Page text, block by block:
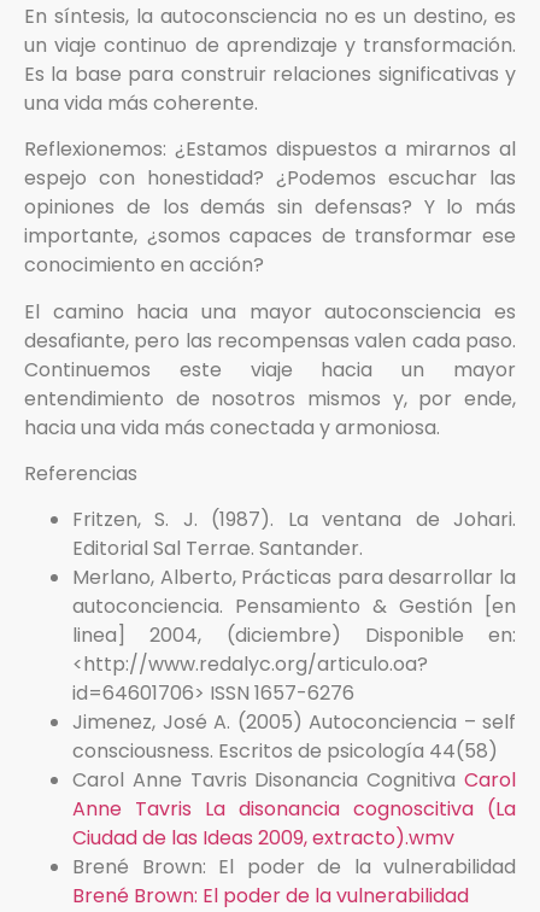
En síntesis, la autoconsciencia no es un destino, es
un viaje continuo de aprendizaje y transformación.
Es la base para construir relaciones significativas y
una vida más coherente.
Reflexionemos: ¿Estamos dispuestos a mirarnos al
espejo con honestidad? ¿Podemos escuchar las
opiniones de los demás sin defensas? Y lo más
importante, ¿somos capaces de transformar ese
conocimiento en acción?
El camino hacia una mayor autoconsciencia es
desafiante, pero las recompensas valen cada paso.
Continuemos este viaje hacia un mayor
entendimiento de nosotros mismos y, por ende,
hacia una vida más conectada y armoniosa.
Referencias
Fritzen, S. J. (1987). La ventana de Johari.
Editorial Sal Terrae. Santander.
Merlano, Alberto, Prácticas para desarrollar la
autoconciencia. Pensamiento & Gestión [en
linea] 2004, (diciembre) Disponible en:
<http://www.redalyc.org/articulo.oa?
id=64601706> ISSN 1657-6276
Jimenez, José A. (2005) Autoconciencia – self
consciousness. Escritos de psicología 44(58)
Carol Anne Tavris Disonancia Cognitiva Carol
Anne Tavris La disonancia cognoscitiva (La
Ciudad de las Ideas 2009, extracto).wmv
Brené Brown: El poder de la vulnerabilidad
Brené Brown: El poder de la vulnerabilidad